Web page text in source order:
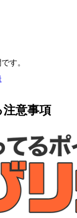
す。
注意事項